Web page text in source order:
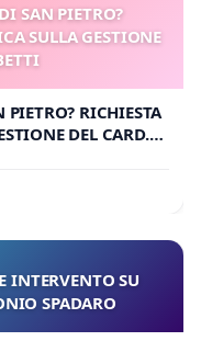
SAN PIETRO?
SULLA GESTIONE
PIETRO? RICHIESTA
DEL CARD.
INTERVENTO SU
SPADARO